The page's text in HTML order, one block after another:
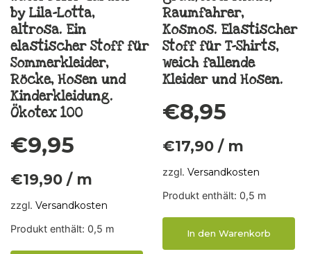
by Lila-Lotta,
altrosa. Ein
elastischer Stoff für
Sommerkleider,
Röcke, Hosen und
Kinderkleidung.
Ökotex 100
€9,95
€19,90 / m
zzgl. Versandkosten
Produkt enthält: 0,5 m
Raumfahrer,
Kosmos. Elastischer
Stoff für T-Shirts,
weich fallende
Kleider und Hosen.
€8,95
€17,90 / m
zzgl. Versandkosten
Produkt enthält: 0,5 m
In den Warenkorb